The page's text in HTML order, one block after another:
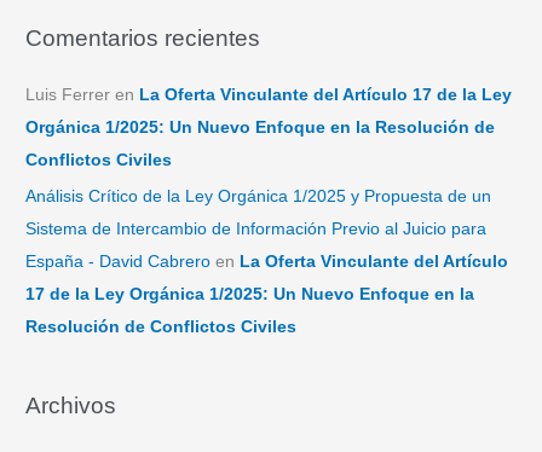
Comentarios recientes
Luis Ferrer en La Oferta Vinculante del Artículo 17 de la Ley
Orgánica 1/2025: Un Nuevo Enfoque en la Resolución de
Conflictos Civiles
Análisis Crítico de la Ley Orgánica 1/2025 y Propuesta de un
Sistema de Intercambio de Información Previo al Juicio para
España - David Cabrero en La Oferta Vinculante del Artículo
17 de la Ley Orgánica 1/2025: Un Nuevo Enfoque en la
Resolución de Conflictos Civiles
Archivos